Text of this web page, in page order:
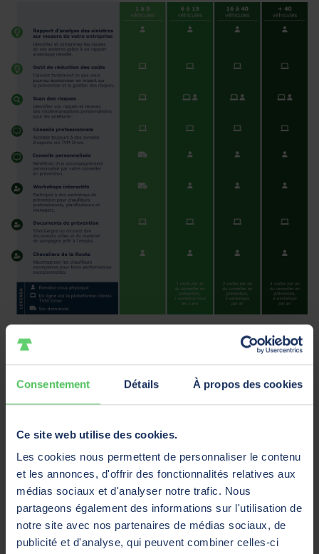
Consentement Détails À propos des cookies
Ce site web utilise des cookies.
Les cookies nous permettent de personnaliser le contenu
et les annonces, d'offrir des fonctionnalités relatives aux
médias sociaux et d'analyser notre trafic. Nous
partageons également des informations sur l'utilisation de
notre site avec nos partenaires de médias sociaux, de
publicité et d'analyse, qui peuvent combiner celles-ci
Vos données comme base
d’une bonne politique de
prévention
par une analyse de vos sinistres. Avec votre conseiller
en prévention attitré, vous plongerez dans vos
chiffres de sinistralité, analyserez les causes et
répertorierez les risques de sécurité de votre
entreprise.
Votre conseiller en prévention connaît parfaitement